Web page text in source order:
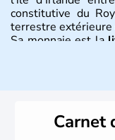
constitutive du
terrestre extérieure
Sa monnaie est la
instable avec de
Histoire et
Carnet